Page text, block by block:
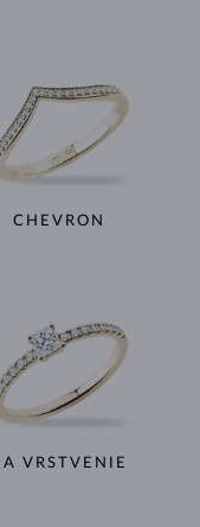
CHEVRON
VRSTVENIE